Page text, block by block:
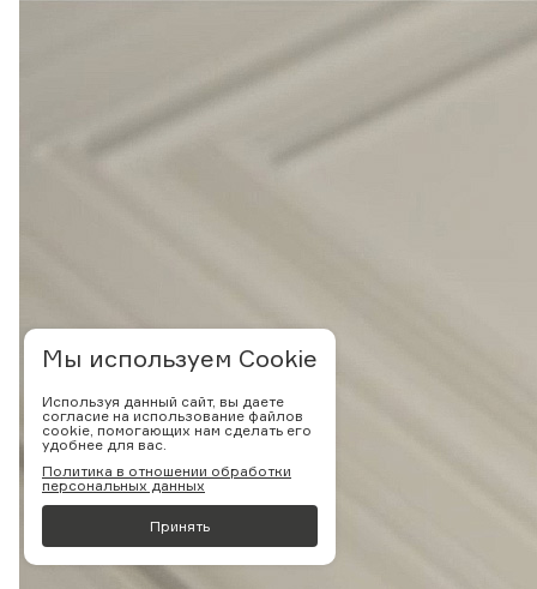
Мы используем Cookie
Используя данный сайт, вы даете
согласие на использование файлов
cookie, помогающих нам сделать его
удобнее для вас.
Политика в отношении обработки
персональных данных
Принять